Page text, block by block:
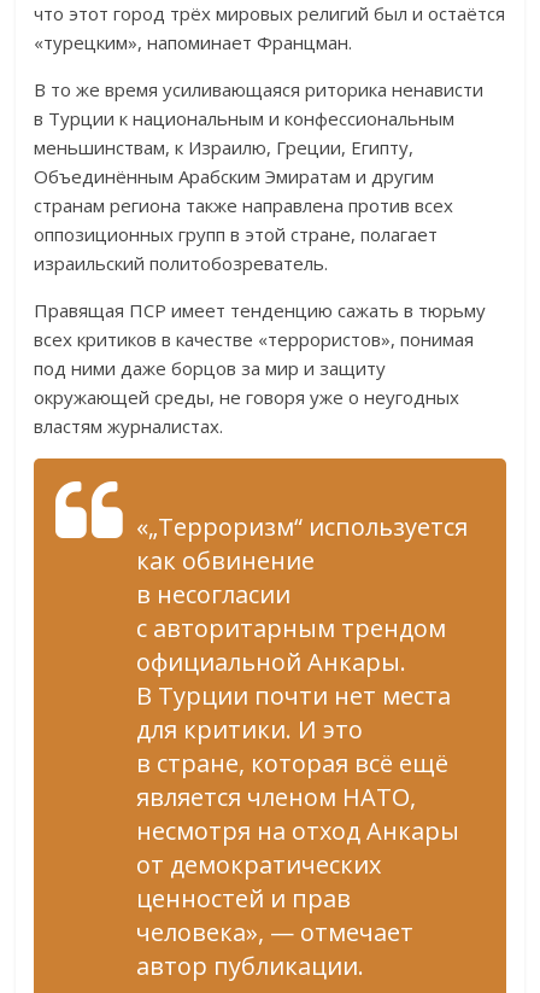
что этот город трёх мировых религий был и остаётся
«турецким», напоминает Францман.
В то же время усиливающаяся риторика ненависти
в Турции к национальным и конфессиональным
меньшинствам, к Израилю, Греции, Египту,
Объединённым Арабским Эмиратам и другим
странам региона также направлена ​​против всех
оппозиционных групп в этой стране, полагает
израильский политобозреватель.
Правящая ПСР имеет тенденцию сажать в тюрьму
всех критиков в качестве «террористов», понимая
под ними даже борцов за мир и защиту
окружающей среды, не говоря уже о неугодных
властям журналистах.
«„Терроризм“ используется
как обвинение
в несогласии
с авторитарным трендом
официальной Анкары.
В Турции почти нет места
для критики. И это
в стране, которая всё ещё
является членом НАТО,
несмотря на отход Анкары
от демократических
ценностей и прав
человека», — отмечает
автор публикации.